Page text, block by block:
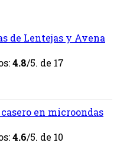
de Lentejas y Avena
4.8/5. de 17
en microondas
4.6/5. de 10